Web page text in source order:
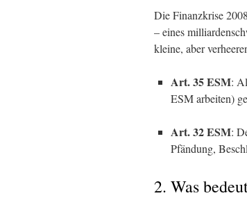
Die Finanzkrise
– eines
kleine, aber
Art. 35 ESM:
ESM arbeiten)
Art. 32 ESM:
Pfändung,
2. Was